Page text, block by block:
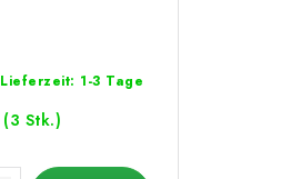
Lieferzeit: 1-3 Tage
(3 Stk.)